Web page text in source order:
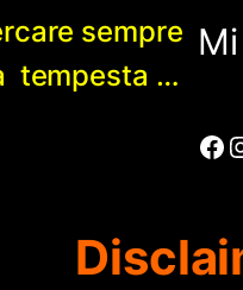
sempre
tempesta …
Facebook